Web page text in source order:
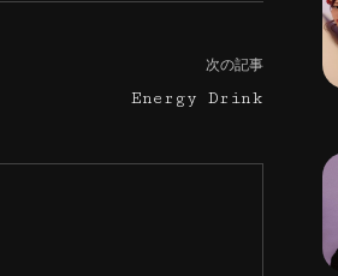
次の記事
Energy Drink